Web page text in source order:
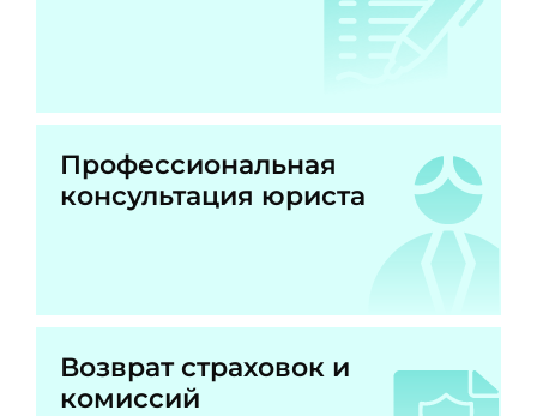
Профессиональная
консультация юриста
Возврат страховок и
комиссий